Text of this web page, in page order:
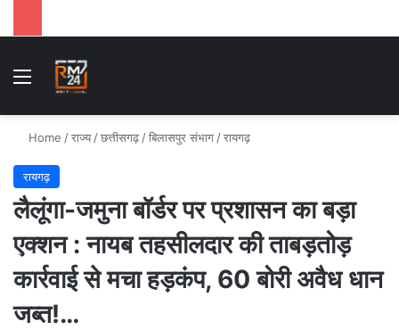
Menu
Home /राज्य /छत्तीसगढ़ /बिलासपुर संभाग /रायगढ़
रायगढ़
लैलूंगा-जमुना बॉर्डर पर प्रशासन का बड़ा
एक्शन : नायब तहसीलदार की ताबड़तोड़
कार्रवाई से मचा हड़कंप, 60 बोरी अवैध धान
जब्त!…